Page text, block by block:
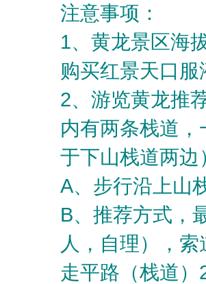
注意事项：
1、黄龙景区海
购买红景天口
2、游览黄龙推
内有两条栈道
于下山栈道两边
A、步行沿上山
B、推荐方式，
人，自理），
走平路（栈道